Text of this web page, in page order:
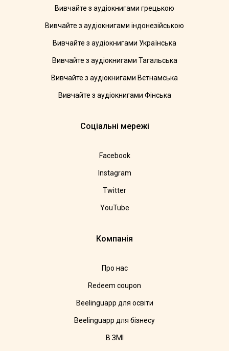
Вивчайте з аудіокнигами грецькою
Вивчайте з аудіокнигами індонезійською
Вивчайте з аудіокнигами Українська
Вивчайте з аудіокнигами Тагальська
Вивчайте з аудіокнигами Вєтнамська
Вивчайте з аудіокнигами Фінська
Соціальні мережі
Facebook
Instagram
Twitter
YouTube
Компанія
Про нас
Redeem coupon
Beelinguapp для освіти
Beelinguapp для бізнесу
В ЗМІ